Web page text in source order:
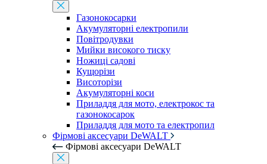
Газонокосарки
Акумуляторні електропили
Повітродувки
Мийки високого тиску
Ножиці садові
Кущорізи
Висоторізи
Акумуляторні коси
Приладдя для мото, електрокос та
газонокосарок
Приладдя для мото та електропил
Фірмові аксесуари DeWALT
Фірмові аксесуари DeWALT